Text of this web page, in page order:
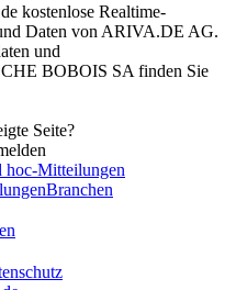
kostenlose Realtime-
Daten von ARIVA.DE AG.
und
BOBOIS SA finden Sie
Seite?
hoc-Mitteilungen
Branchen